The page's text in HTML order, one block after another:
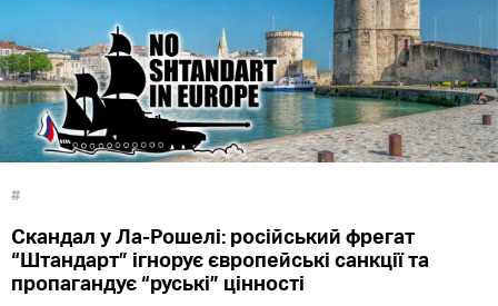
#
Скандал у Ла-Рошелі: російський фрегат
“Штандарт” ігнорує європейські санкції та
пропагандує “руські” цінності